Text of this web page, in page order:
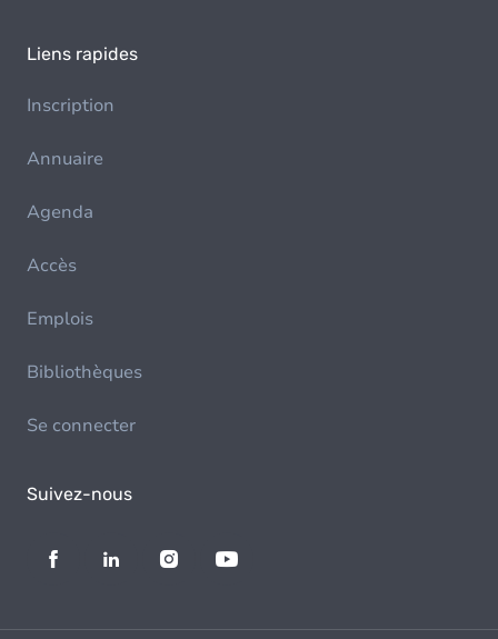
Liens rapides
Inscription
Annuaire
Agenda
Accès
Emplois
Bibliothèques
Se connecter
Suivez-nous